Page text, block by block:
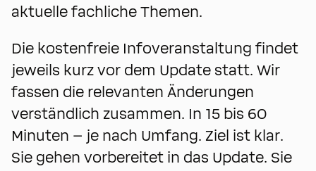
aktuelle fachliche Themen.
Die kostenfreie Infoveranstaltung findet
jeweils kurz vor dem Update statt. Wir
fassen die relevanten Änderungen
verständlich zusammen. In 15 bis 60
Minuten – je nach Umfang. Ziel ist klar.
Sie gehen vorbereitet in das Update. Sie